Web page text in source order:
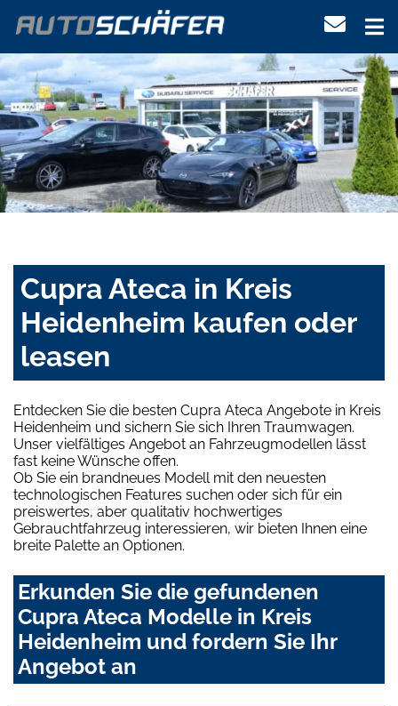
Cupra Ateca in Kreis
Heidenheim kaufen oder
leasen
Entdecken Sie die besten Cupra Ateca Angebote in Kreis
Heidenheim und sichern Sie sich Ihren Traumwagen.
Unser vielfältiges Angebot an Fahrzeugmodellen lässt
fast keine Wünsche offen.
Ob Sie ein brandneues Modell mit den neuesten
technologischen Features suchen oder sich für ein
preiswertes, aber qualitativ hochwertiges
Gebrauchtfahrzeug interessieren, wir bieten Ihnen eine
breite Palette an Optionen.
Erkunden Sie die gefundenen
Cupra Ateca Modelle in Kreis
Heidenheim und fordern Sie Ihr
Angebot an